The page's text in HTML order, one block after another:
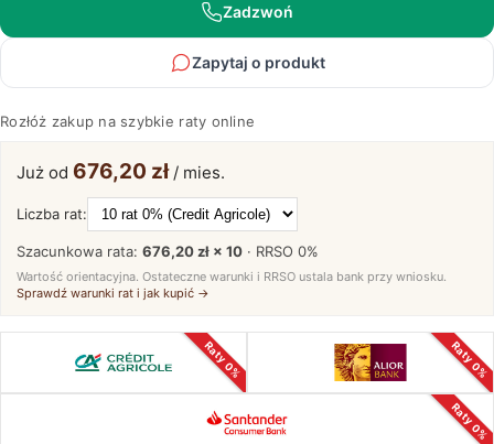
Zadzwoń
Zapytaj o produkt
Rozłóż zakup na szybkie raty online
Już od 676,20 zł/ mies.
Liczba rat:
Szacunkowa rata: 676,20 zł × 10 · RRSO 0%
Wartość orientacyjna. Ostateczne warunki i RRSO ustala bank przy wniosku.
Sprawdź warunki rat i jak kupić →
Raty 0%
Raty 0%
Raty 0%